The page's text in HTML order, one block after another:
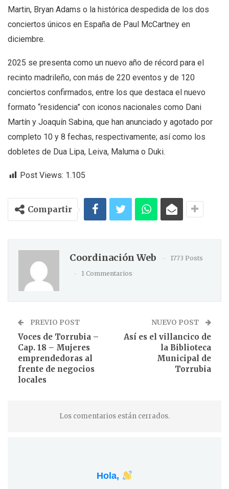
Martin, Bryan Adams o la histórica despedida de los dos
conciertos únicos en España de Paul McCartney en
diciembre.
2025 se presenta como un nuevo año de récord para el
recinto madrileño, con más de 220 eventos y de 120
conciertos confirmados, entre los que destaca el nuevo
formato “residencia” con iconos nacionales como Dani
Martín y Joaquín Sabina, que han anunciado y agotado por
completo 10 y 8 fechas, respectivamente; así como los
dobletes de Dua Lipa, Leiva, Maluma o Duki.
Post Views: 1.105
Compartir
Coordinación Web
1773 Posts
1 Commentarios
PREVIO POST
Voces de Torrubia –
Cap. 18 – Mujeres
emprendedoras al
frente de negocios
locales
NUEVO POST
Así es el villancico de
la Biblioteca
Municipal de
Torrubia
Los comentarios están cerrados.
Hola,